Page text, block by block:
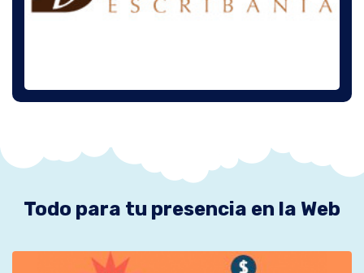
Todo para tu presencia en la Web